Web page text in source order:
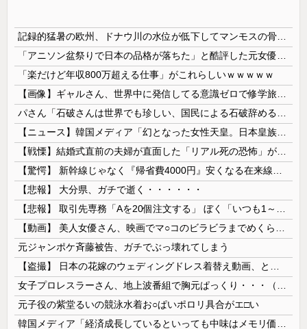
「楽だけど年収800万超える仕事」がこれらしいｗｗｗｗｗ
【悲報】 大分県、ガチで逝く・・・・・・
元ジャンポケ斉藤被告、ガチでぶっ壊れてしまう
元子役の紫堂るいの競泳水着お○ぱいポロリ具合がエ□い